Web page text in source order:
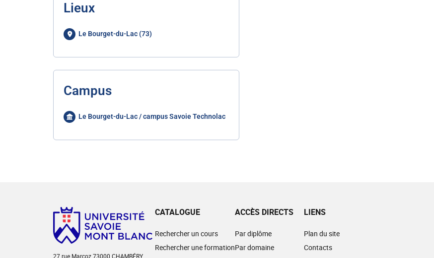
Lieux
Le Bourget-du-Lac (73)
Campus
Le Bourget-du-Lac / campus Savoie Technolac
27 rue Marcoz 73000 CHAMBÉRY
CATALOGUE
Rechercher un cours
Rechercher une formation
ACCÈS DIRECTS
Par diplôme
Par domaine
LIENS
Plan du site
Contacts